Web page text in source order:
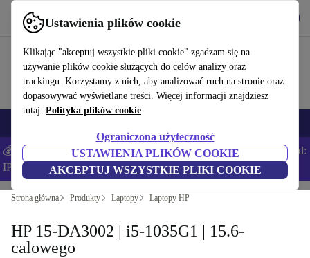
Ustawienia plików cookie
Klikając "akceptuj wszystkie pliki cookie" zgadzam się na
używanie plików cookie służących do celów analizy oraz
trackingu. Korzystamy z nich, aby analizować ruch na stronie oraz
dopasowywać wyświetlane treści. Więcej informacji znajdziesz
tutaj: Polityka plików cookie
Ograniczona użyteczność
USTAWIENIA PLIKÓW COOKIE
AKCEPTUJ WSZYSTKIE PLIKI COOKIE
Korzystaj z refurbed szybko i łatwo
💰Zaoszczędź DODATKOWE 5% na wszystkich iPhone’ach – Kod:
IPHONEDEAL –Regulamin
Strona główna Produkty Laptopy Laptopy HP
HP 15-DA3002 | i5-1035G1 | 15.6-
calowego